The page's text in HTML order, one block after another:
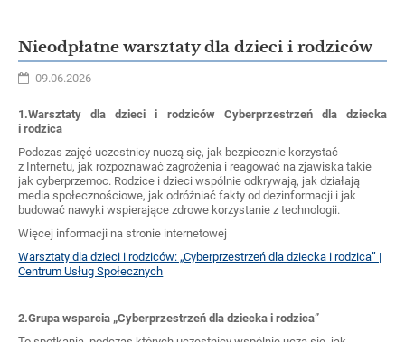
Nieodpłatne warsztaty dla dzieci i rodziców
09.06.2026
1.Warsztaty dla dzieci i rodziców Cyberprzestrzeń dla dziecka
i rodzica
Podczas zajęć uczestnicy nuczą się, jak bezpiecznie korzystać
z Internetu, jak rozpoznawać zagrożenia i reagować na zjawiska takie
jak cyberprzemoc. Rodzice i dzieci wspólnie odkrywają, jak działają
media społecznościowe, jak odróżniać fakty od dezinformacji i jak
budować nawyki wspierające zdrowe korzystanie z technologii.
Więcej informacji na stronie internetowej
Warsztaty dla dzieci i rodziców: „Cyberprzestrzeń dla dziecka i rodzica” |
Centrum Usług Społecznych
2.Grupa wsparcia „Cyberprzestrzeń dla dziecka i rodzica”